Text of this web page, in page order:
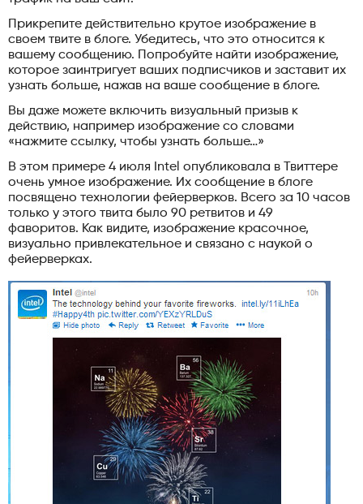
Прикрепите действительно крутое изображение в
своем твите в блоге. Убедитесь, что это относится к
вашему сообщению. Попробуйте найти изображение,
которое заинтригует ваших подписчиков и заставит их
узнать больше, нажав на ваше сообщение в блоге.
Вы даже можете включить визуальный призыв к
действию, например изображение со словами
«нажмите ссылку, чтобы узнать больше…»
В этом примере 4 июля Intel опубликовала в Твиттере
очень умное изображение. Их сообщение в блоге
посвящено технологии фейерверков. Всего за 10 часов
только у этого твита было 90 ретвитов и 49
фаворитов. Как видите, изображение красочное,
визуально привлекательное и связано с наукой о
фейерверках.